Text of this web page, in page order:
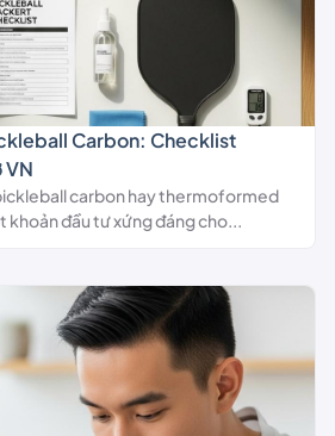
Carbon: Checklist
VN
carbon hay thermoformed
đầu tư xứng đáng cho...